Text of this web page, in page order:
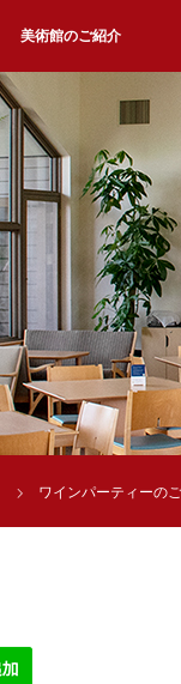
美術館のご紹介
ワインパーティーの